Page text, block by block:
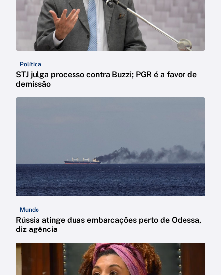
Política
STJ julga processo contra Buzzi; PGR é a favor de
demissão
Mundo
Rússia atinge duas embarcações perto de Odessa,
diz agência